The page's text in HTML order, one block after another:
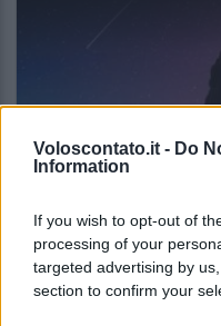
Voloscontato.it - Do
Information
If you wish to opt-out of
processing of your
targeted advertising by
section to confirm your
NEWS
La notte di San
potrebbe